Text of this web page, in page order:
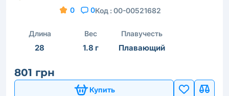
0 0Код : 00-00521682
Длина
28
Вес
1.8 г
Плавучесть
Плавающий
801 грн
Купить